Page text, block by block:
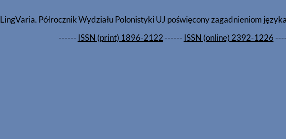
LingVaria. Półrocznik Wydziału Polonistyki UJ poświęcony zagadnieniom
------ ISSN (print) 1896-2122------ ISSN (online) 2392-1226